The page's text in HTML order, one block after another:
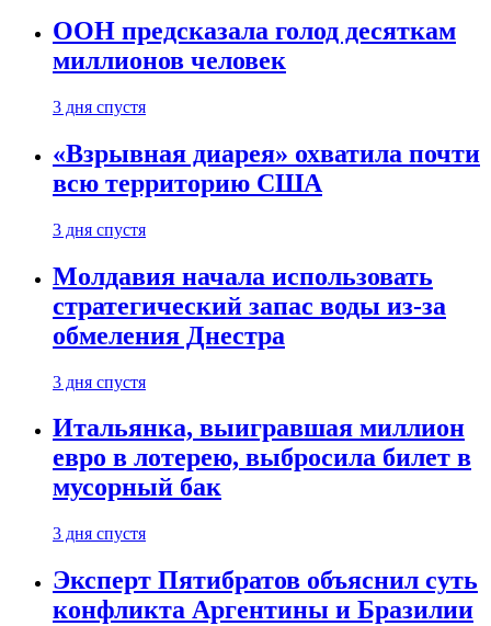
ООН предсказала голод десяткам
миллионов человек
3 дня спустя
«Взрывная диарея» охватила почти
всю территорию США
3 дня спустя
Молдавия начала использовать
стратегический запас воды из-за
обмеления Днестра
3 дня спустя
Итальянка, выигравшая миллион
евро в лотерею, выбросила билет в
мусорный бак
3 дня спустя
Эксперт Пятибратов объяснил суть
конфликта Аргентины и Бразилии